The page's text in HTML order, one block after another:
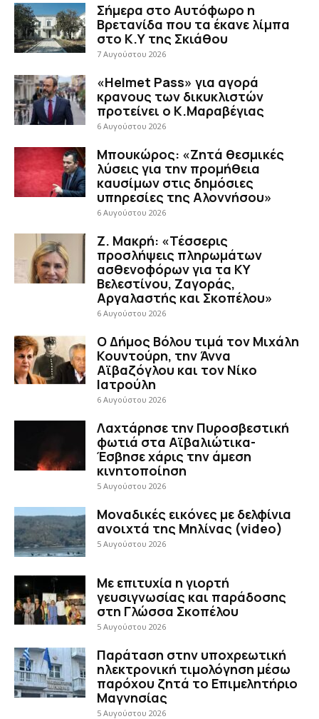
Σήμερα στο Αυτόφωρο η
Βρετανίδα που τα έκανε λίμπα
στο Κ.Υ της Σκιάθου
7 Αυγούστου 2026
«Helmet Pass» για αγορά
κρανους των δικυκλιστών
προτείνει ο Κ.Μαραβέγιας
6 Αυγούστου 2026
Μπουκώρος: «Ζητά θεσμικές
λύσεις για την προμήθεια
καυσίμων στις δημόσιες
υπηρεσίες της Αλοννήσου»
6 Αυγούστου 2026
Ζ. Μακρή: «Τέσσερις
προσλήψεις πληρωμάτων
ασθενοφόρων για τα ΚΥ
Βελεστίνου, Ζαγοράς,
Αργαλαστής και Σκοπέλου»
6 Αυγούστου 2026
Ο Δήμος Βόλου τιμά τον Μιχάλη
Κουντούρη, την Άννα
Αϊβαζόγλου και τον Νίκο
Ιατρούλη
6 Αυγούστου 2026
Λαχτάρησε την Πυροσβεστική
φωτιά στα Αϊβαλιώτικα-
Έσβησε χάρις την άμεση
κινητοποίηση
5 Αυγούστου 2026
Μοναδικές εικόνες με δελφίνια
ανοιχτά της Μηλίνας (video)
5 Αυγούστου 2026
Με επιτυχία η γιορτή
γευσιγνωσίας και παράδοσης
στη Γλώσσα Σκοπέλου
5 Αυγούστου 2026
Παράταση στην υποχρεωτική
ηλεκτρονική τιμολόγηση μέσω
παρόχου ζητά το Επιμελητήριο
Μαγνησίας
5 Αυγούστου 2026